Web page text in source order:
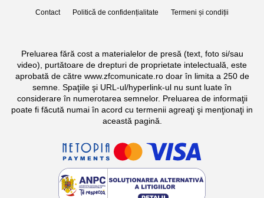
Contact Politică de confidențialitate Termeni și condiții
Preluarea fără cost a materialelor de presă (text, foto si/sau
video), purtătoare de drepturi de proprietate intelectuală, este
aprobată de către www.zfcomunicate.ro doar în limita a 250 de
semne. Spaţiile şi URL-ul/hyperlink-ul nu sunt luate în
considerare în numerotarea semnelor. Preluarea de informaţii
poate fi făcută numai în acord cu termenii agreaţi şi menţionaţi in
această pagină.